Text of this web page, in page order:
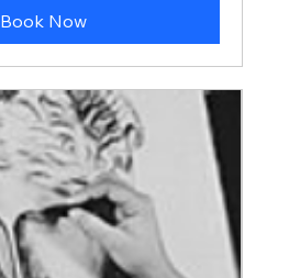
Book Now